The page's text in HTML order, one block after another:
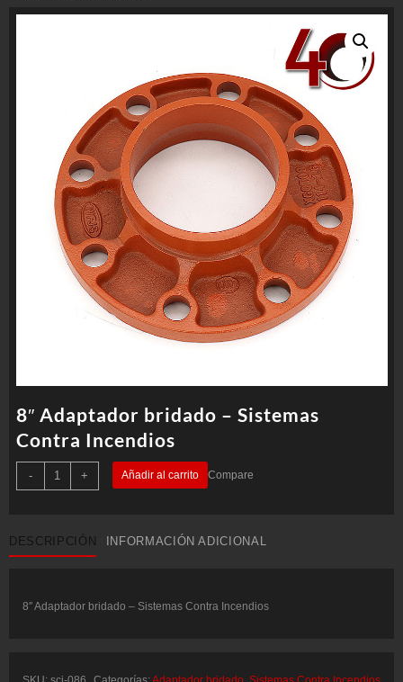
8″ Adaptador bridado – Sistemas
Contra Incendios
-
Adaptador
bridado
Incendios
cantidad
+ Añadir al carrito Compare
DESCRIPCIÓN INFORMACIÓN ADICIONAL
8″ Adaptador bridado – Sistemas Contra Incendios